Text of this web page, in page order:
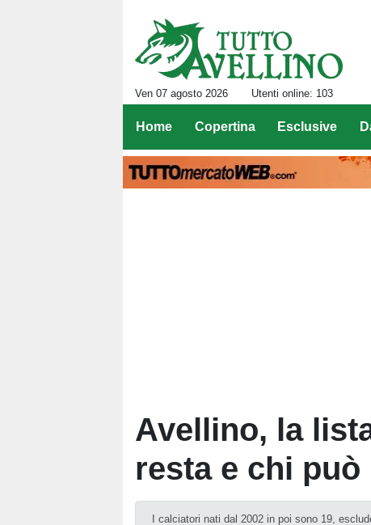
Ven 07 agosto 2026 Utenti online: 103
Home Copertina Esclusive
Avellino, la
resta e chi
I calciatori nati dal 2002 in poi sono 19,